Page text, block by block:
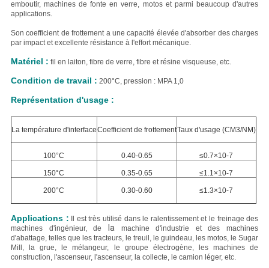
emboutir, machines de fonte en verre, motos et parmi beaucoup d'autres
applications.
Son coefficient de frottement a une capacité élevée d'absorber des charges
par impact et excellente résistance à l'effort mécanique.
Matériel : fil en laiton, fibre de verre, fibre et résine visqueuse, etc.
Condition de travail : 200°C, pression : MPA 1,0
Représentation d'usage :
La température d'interfaceCoefficient de frottementTaux d'usage (CM3/NM)
100°C 0.40-0.65 ≤0.7×10-7
150°C 0.35-0.65 ≤1.1×10-7
200°C 0.30-0.60 ≤1.3×10-7
Applications : Il est très utilisé dans le ralentissement et le freinage des
machines d'ingénieur, de
la
machine d'industrie et des machines
d'abattage, telles que les tracteurs, le treuil, le guindeau, les motos, le Sugar
Mill, la grue, le mélangeur, le groupe électrogène, les machines de
construction, l'ascenseur, l'ascenseur, la collecte, le camion léger, etc.